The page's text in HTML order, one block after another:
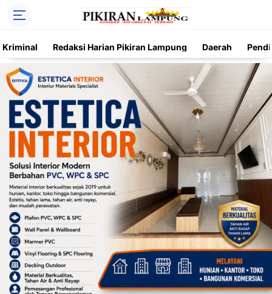
Kriminal Redaksi Harian Pikiran Lampung Daerah
Trending Kriminal Nasional